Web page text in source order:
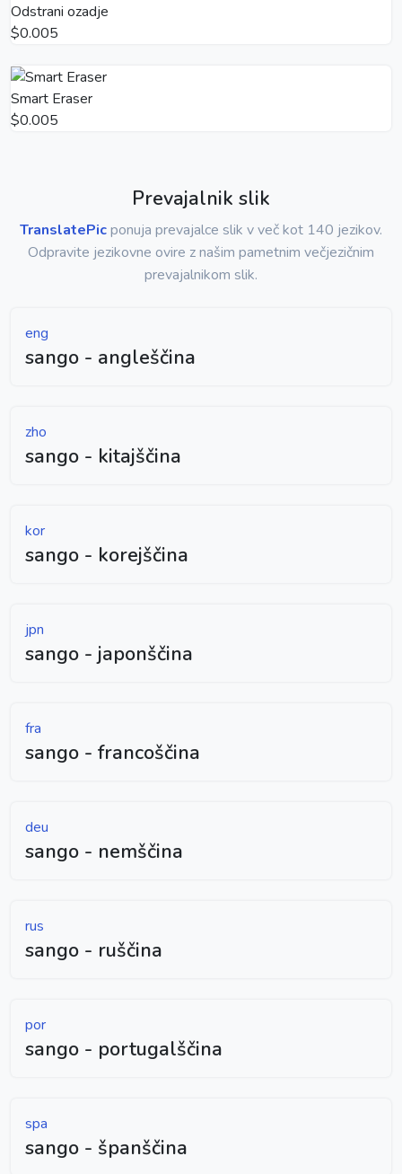
Odstrani ozadje
$0.005
Smart Eraser
$0.005
Prevajalnik slik
TranslatePicponuja prevajalce slik v več kot 140 jezikov.
Odpravite jezikovne ovire z našim pametnim večjezičnim
prevajalnikom slik.
eng
sango - angleščina
zho
sango - kitajščina
kor
sango - korejščina
jpn
sango - japonščina
fra
sango - francoščina
deu
sango - nemščina
rus
sango - ruščina
por
sango - portugalščina
spa
sango - španščina